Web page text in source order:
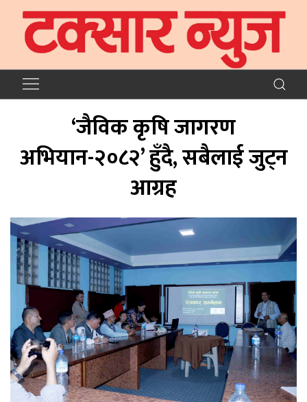
‘जैविक कृषि जागरण
अभियान-२०८२’ हुँदै, सबैलाई जुट्न
आग्रह